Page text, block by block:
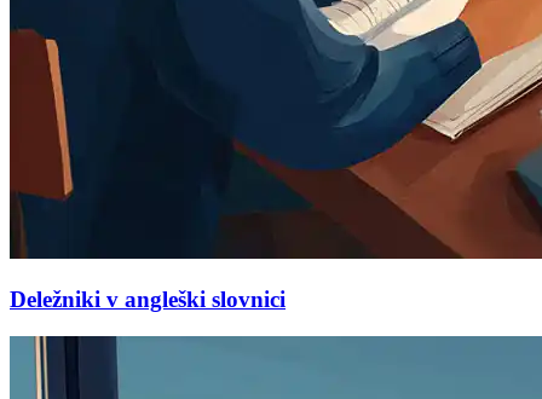
Deležniki v angleški slovnici